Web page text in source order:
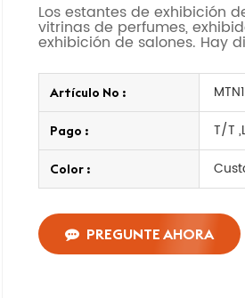
Los estantes de exhibición
vitrinas de perfumes,
exhibición de salones. Hay
Artículo No :
Pago : T/T
Color :
PREGUNTE AHORA